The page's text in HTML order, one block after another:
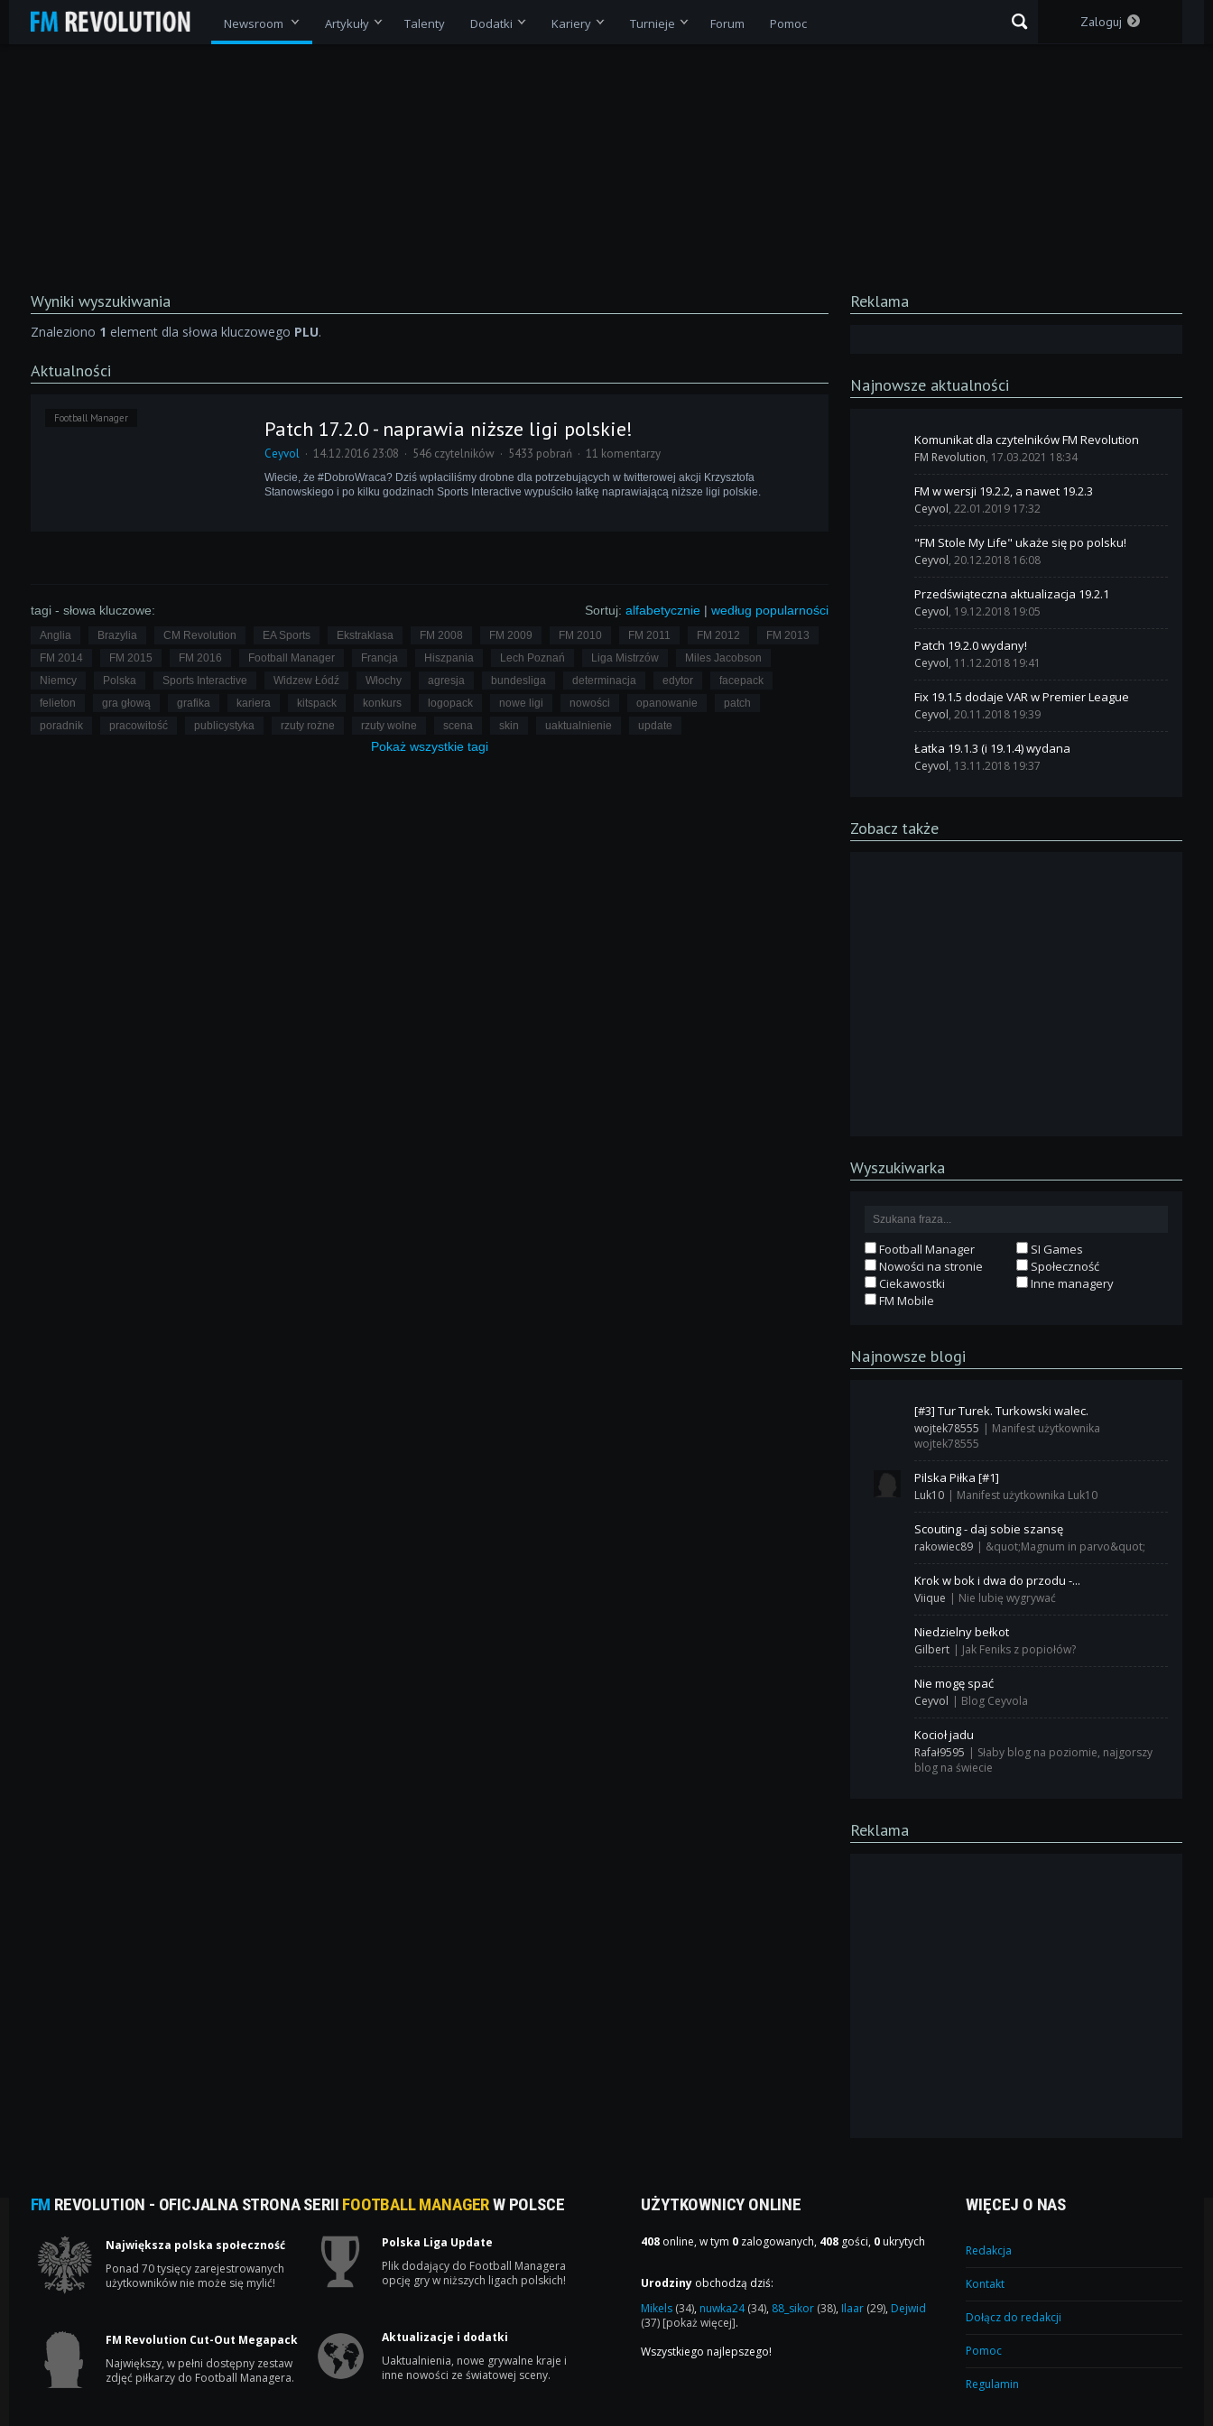
Newsroom Artykuły Talenty Dodatki Kariery Turnieje Forum Pomoc Zaloguj
Wyniki wyszukiwania
Znaleziono 1 element dla słowa kluczowego PLU.
Aktualności
Football Manager Patch 17.2.0 - naprawia niższe ligi polskie!
Ceyvol 14.12.2016 23:08 546 czytelników 5433 pobrań 11 komentarzy
Wiecie, że #DobroWraca? Dziś wpłaciliśmy drobne dla potrzebujących w twitterowej akcji Krzysztofa
Stanowskiego i po kilku godzinach Sports Interactive wypuściło łatkę naprawiającą niższe ligi polskie.
Sortuj: alfabetycznie |według popularności
tagi - słowa kluczowe:
Anglia Brazylia CM Revolution EA Sports Ekstraklasa FM 2008 FM 2009 FM 2010 FM 2011 FM 2012
FM 2013
FM 2014
FM 2015 FM 2016 Football Manager Francja Hiszpania Lech Poznań Liga Mistrzów
Miles Jacobson
Niemcy
Polska Sports Interactive Widzew Łódź Włochy agresja bundesliga determinacja edytor
facepack
felieton
gra głową grafika kariera kitspack konkurs logopack nowe ligi nowości opanowanie
patch
poradnik
pracowitość publicystyka rzuty rożne rzuty wolne scena skin uaktualnienie update
Pokaż wszystkietagi
Reklama
Najnowsze aktualności
Komunikat dla czytelników FM Revolution
FM Revolution, 17.03.2021 18:34
FM w wersji 19.2.2, a nawet 19.2.3
Ceyvol, 22.01.2019 17:32
"FM Stole My Life" ukaże się po polsku!
Ceyvol, 20.12.2018 16:08
Przedświąteczna aktualizacja 19.2.1
Ceyvol, 19.12.2018 19:05
Patch 19.2.0 wydany!
Ceyvol, 11.12.2018 19:41
Fix 19.1.5 dodaje VAR w Premier League
Ceyvol, 20.11.2018 19:39
Łatka 19.1.3 (i 19.1.4) wydana
Ceyvol, 13.11.2018 19:37
Zobacz także
Wyszukiwarka
Football Manager
SI Games
Nowości na stronie
Społeczność
Ciekawostki
Inne managery
FM Mobile
Najnowsze blogi
[#3] Tur Turek. Turkowski walec.
wojtek78555 | Manifest użytkownika
wojtek78555
Pilska Piłka [#1]
Luk10 | Manifest użytkownika Luk10
Scouting - daj sobie szansę
rakowiec89 | &quot;Magnum in parvo&quot;
Krok w bok i dwa do przodu -...
Viique | Nie lubię wygrywać
Niedzielny bełkot
Gilbert | Jak Feniks z popiołów?
Nie mogę spać
Ceyvol | Blog Ceyvola
Kocioł jadu
Rafał9595 | Słaby blog na poziomie, najgorszy
blog na świecie
Reklama
FM REVOLUTION - OFICJALNA STRONA SERII FOOTBALL MANAGERW POLSCE
Największa polska społeczność
Ponad 70 tysięcy zarejestrowanych
użytkowników nie może się mylić!
Polska Liga Update
Plik dodający do Football Managera
opcję gry w niższych ligach polskich!
FM Revolution Cut-Out Megapack
Największy, w pełni dostępny zestaw
zdjęć piłkarzy do Football Managera.
Aktualizacje i dodatki
Uaktualnienia, nowe grywalne kraje i
inne nowości ze światowej sceny.
UŻYTKOWNICY ONLINE
408 online, w tym 0 zalogowanych, 408 gości, 0 ukrytych
Urodziny obchodzą dziś:
Mikels (34), nuwka24(34), 88_sikor (38), Ilaar (29), Dejwid
(37) [pokaż więcej].
Wszystkiego najlepszego!
WIĘCEJ O NAS
Redakcja
Kontakt
Dołącz do redakcji
Pomoc
Regulamin